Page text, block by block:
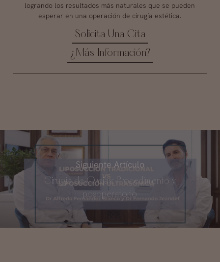
logrando los resultados más naturales que se pueden
esperar en una operación de cirugía estética.
Solicita Una Cita
¿Más Información?
Siguiente Artículo
Cirugía de Orejas: Procedimiento y
posoperatorio